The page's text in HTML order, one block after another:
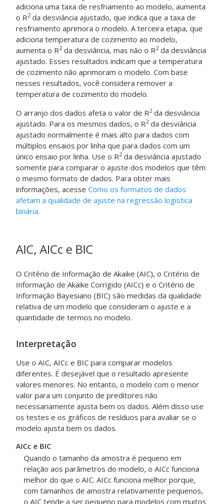
adiciona uma taxa de resfriamento ao modelo, aumenta
o R2da desviância ajustado, que indica que a taxa de
resfriamento aprimora o modelo. A terceira etapa, que
adiciona temperatura de cozimento ao modelo,
aumenta o R2da desviância, mas não o R2da desviância
ajustado. Esses resultados indicam que a temperatura
de cozimento não aprimoram o modelo. Com base
nesses resultados, você considera remover a
temperatura de cozimento do modelo.
O arranjo dos dados afeta o valor de R2da desviância
ajustado. Para os mesmos dados, o R2da desviância
ajustado normalmente é mais alto para dados com
múltiplos ensaios por linha que para dados com um
único ensaio por linha. Use o R2da desviância ajustado
somente para comparar o ajuste dos modelos que têm
o mesmo formato de dados. Para obter mais
informações, acesse Como os formatos de dados
afetam a qualidade de ajuste na regressão logística
binária.
AIC, AICc e BIC
O Critério de Informação de Akaike (AIC), o Critério de
Informação de Akaike Corrigido (AICc) e o Critério de
Informação Bayesiano (BIC) são medidas da qualidade
relativa de um modelo que consideram o ajuste e a
quantidade de termos no modelo.
Interpretação
Use o AIC, AICc e BIC para comparar modelos
diferentes. É desejável que o resultado apresente
valores menores. No entanto, o modelo com o menor
valor para um conjunto de preditores não
necessariamente ajusta bem os dados. Além disso use
os testes e os gráficos de resíduos para avaliar se o
modelo ajusta bem os dados.
AICc e BIC
Quando o tamanho da amostra é pequeno em
relação aos parâmetros do modelo, o AICc funciona
melhor do que o AIC. AICc funciona melhor porque,
com tamanhos de amostra relativamente pequenos,
o AIC tende a ser pequeno para modelos com muitos